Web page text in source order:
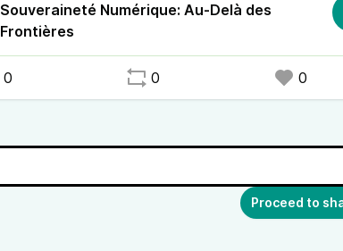
Souveraineté Numérique: Au-Delà des
Frontières
0 0 0
Proceed to